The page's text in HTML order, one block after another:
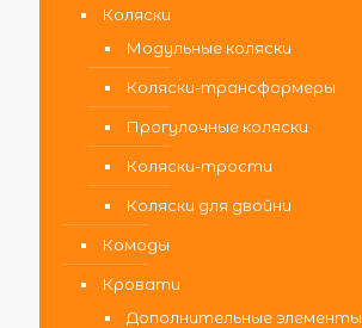
Коляски
Модульные коляски
Коляски-трансформеры
Прогулочные коляски
Коляски-трости
Коляски для двойни
Комоды
Кровати
Дополнительные элементы